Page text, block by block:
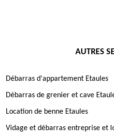
AUTRES
Débarras d'appartement Etaules
Débarras de grenier et cave
Location de benne Etaules
Vidage et débarras entreprise et